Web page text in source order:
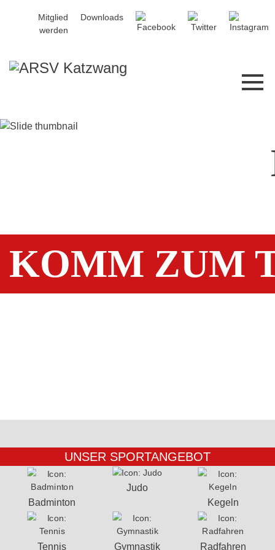
Mitglied
werden
Downloads
KOMM ZUM
UNSER SPORTANGEBOT
Badminton
Judo
Kegeln
Tennis Gymnastik Radfahren